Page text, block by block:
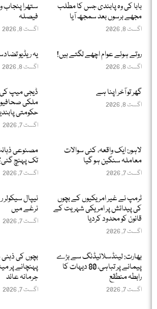
بابا کی وہ پابندی جس کا مطلب
مجھے برسوں بعد سمجھ آیا
اگست 8, 2026
ستھرا پنجاب
فیصلہ
اگست 8, 2026
روتے ہوئے عوام اچھے لگتے ہیں!
اگست 8, 2026
یہ ریڈیو
اگست 8, 2026
گھر تو آخر اپنا ہے
اگست 8, 2026
ڈیجی میپ
ملکی
حکومتی
اگست 7, 2026
لاہور: ایک واقعہ، کئی سوالات
معاملہ سنگین ہو گیا
اگست 7, 2026
مصنوعی
تک پہنچ
اگست 7, 2026
ٹرمپ نے غیر امریکیوں کے بچوں
کی پیدائش پر امریکی شہریت کے
قانون کو محدود کردیا
اگست 7, 2026
نیپال سیکولر
نرغے میں
اگست 7, 2026
بھارت: لینڈسلائیڈنگ سے بڑے
پیمانے پر تباہی، 80 دیہات کا
رابطہ منطقع
اگست 7, 2026
بچوں کی
جرمانہ عائد
اگست 7, 2026